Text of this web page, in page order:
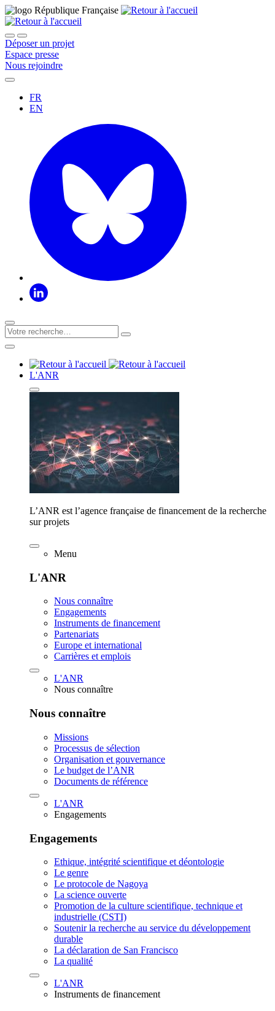
Déposer un projet
Espace presse
Nous rejoindre
FR
EN
L'ANR
L’ANR est l’agence française de financement de la recherche
sur projets
Menu
L'ANR
Nous connaître
Engagements
Instruments de financement
Partenariats
Europe et international
Carrières et emplois
L'ANR
Nous connaître
Nous connaître
Missions
Processus de sélection
Organisation et gouvernance
Le budget de l’ANR
Documents de référence
L'ANR
Engagements
Engagements
Ethique, intégrité scientifique et déontologie
Le genre
Le protocole de Nagoya
La science ouverte
Promotion de la culture scientifique, technique et
industrielle (CSTI)
Soutenir la recherche au service du développement
durable
La déclaration de San Francisco
La qualité
L'ANR
Instruments de financement